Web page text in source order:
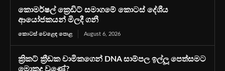
කොමර්ෂල් ක්‍රෙඩිට් සමාගමේ කොටස් දේශීය
ආයෝජකයන් මිලදී ගනී
කොටස් වෙළෙඳ පොළ August 6, 2026
ක්‍රිකට් ක්‍රීඩක චාමිකගෙන් DNA සාම්පල ඉල්ලූ පෙත්සමට
මොකද වුණේ?